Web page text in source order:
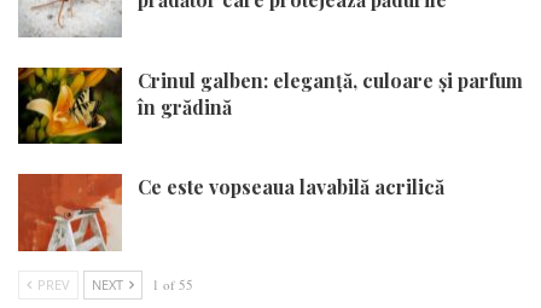
Crinul galben: eleganță, culoare și parfum
în grădină
Ce este vopseaua lavabilă acrilică
PREV NEXT 1 of 55